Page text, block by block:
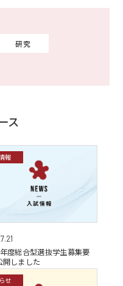
研究
ス
報
度総合型選抜学生募集要
開しました
せ